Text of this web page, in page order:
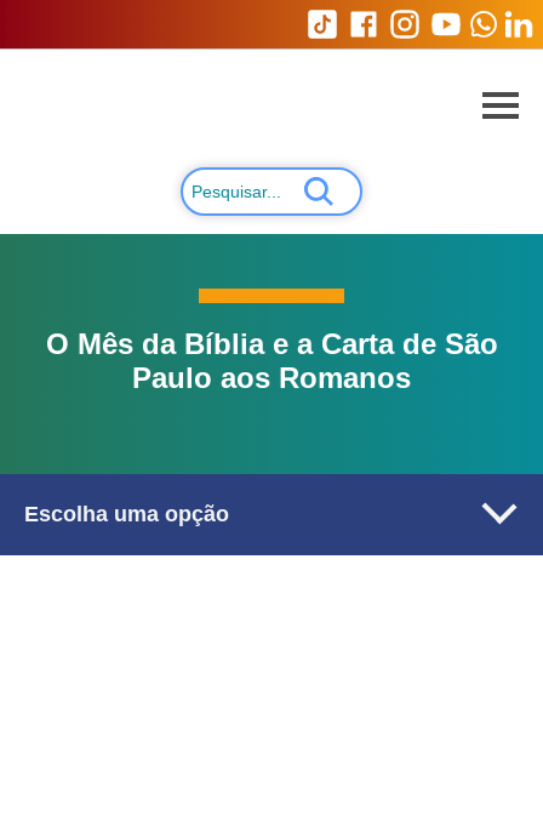
O Mês da Bíblia e a Carta de São
Paulo aos Romanos
Escolha uma opção